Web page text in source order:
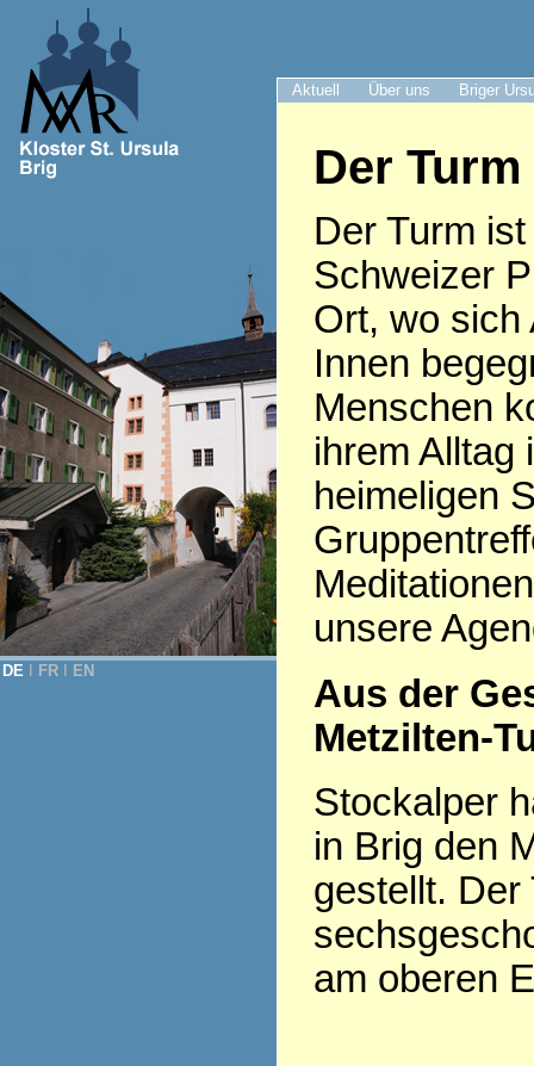
Aktuell Über uns Briger
DE FR EN
Der
Der Turm
Schweizer
Ort, wo sich
Innen
Menschen
ihrem Alltag
heimeligen
unsere
Aus der
Metzilten-
Stockalper
in Brig den
gestellt. Der
am oberen